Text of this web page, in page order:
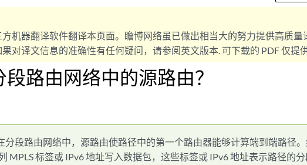
机器翻译软件翻译本页面。瞻博网络虽已做出相当大的努力提供高质量
对译文信息的准确性有任何疑问，请参阅英文版本. 可下载的 PDF 仅提
路由网络中的源路由？
分段路由网络中，源路由使路径中的第一个路由器能够计算端到端路径
MPLS 标签或 IPv6 地址写入数据包，这些标签或 IPv6 地址表示路径的